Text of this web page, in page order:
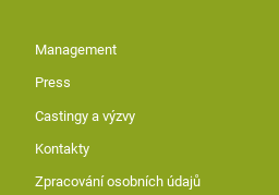
Management
Press
Castingy a výzvy
Kontakty
Zpracování osobních údajů